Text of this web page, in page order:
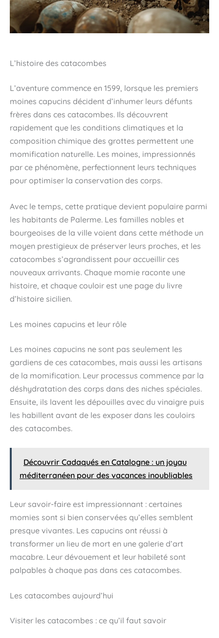
L’histoire des catacombes
L’aventure commence en 1599, lorsque les premiers
moines capucins décident d’inhumer leurs défunts
frères dans ces catacombes. Ils découvrent
rapidement que les conditions climatiques et la
composition chimique des grottes permettent une
momification naturelle. Les moines, impressionnés
par ce phénomène, perfectionnent leurs techniques
pour optimiser la conservation des corps.
Avec le temps, cette pratique devient populaire parmi
les habitants de Palerme. Les familles nobles et
bourgeoises de la ville voient dans cette méthode un
moyen prestigieux de préserver leurs proches, et les
catacombes s’agrandissent pour accueillir ces
nouveaux arrivants. Chaque momie raconte une
histoire, et chaque couloir est une page du livre
d’histoire sicilien.
Les moines capucins et leur rôle
Les moines capucins ne sont pas seulement les
gardiens de ces catacombes, mais aussi les artisans
de la momification. Leur processus commence par la
déshydratation des corps dans des niches spéciales.
Ensuite, ils lavent les dépouilles avec du vinaigre puis
les habillent avant de les exposer dans les couloirs
des catacombes.
Découvrir Cadaqués en Catalogne : un joyau
méditerranéen pour des vacances inoubliables
Leur savoir-faire est impressionnant : certaines
momies sont si bien conservées qu’elles semblent
presque vivantes. Les capucins ont réussi à
transformer un lieu de mort en une galerie d’art
macabre. Leur dévouement et leur habileté sont
palpables à chaque pas dans ces catacombes.
Les catacombes aujourd’hui
Visiter les catacombes : ce qu’il faut savoir